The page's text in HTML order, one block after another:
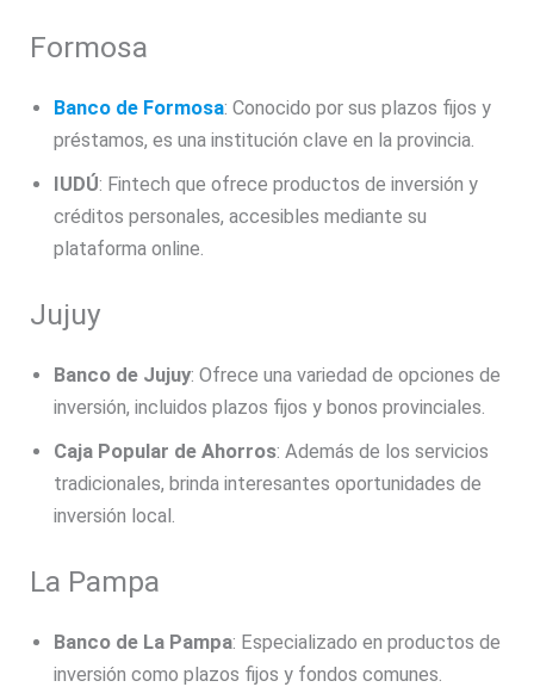
Formosa
Banco de Formosa: Conocido por sus plazos fijos y
préstamos, es una institución clave en la provincia.
IUDÚ: Fintech que ofrece productos de inversión y
créditos personales, accesibles mediante su
plataforma online.
Jujuy
Banco de Jujuy: Ofrece una variedad de opciones de
inversión, incluidos plazos fijos y bonos provinciales.
Caja Popular de Ahorros: Además de los servicios
tradicionales, brinda interesantes oportunidades de
inversión local.
La Pampa
Banco de La Pampa: Especializado en productos de
inversión como plazos fijos y fondos comunes.